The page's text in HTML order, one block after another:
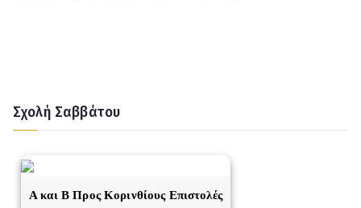
Σχολή Σαββάτου
A και Β Προς Κορινθίους Επιστολές